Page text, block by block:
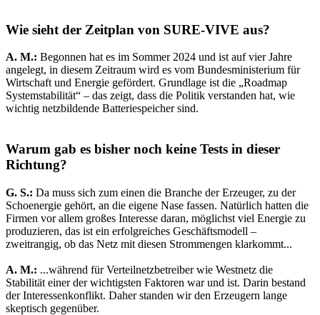
Wie sieht der Zeitplan von SURE-VIVE aus?
A. M.: Begonnen hat es im Sommer 2024 und ist auf vier Jahre
angelegt, in diesem Zeitraum wird es vom Bundesministerium für
Wirtschaft und Energie gefördert. Grundlage ist die „Roadmap
Systemstabilität“ – das zeigt, dass die Politik verstanden hat, wie
wichtig netzbildende Batteriespeicher sind.
Warum gab es bisher noch keine Tests in dieser
Richtung?
G. S.: Da muss sich zum einen die Branche der Erzeuger, zu der
Schoenergie gehört, an die eigene Nase fassen. Natürlich hatten die
Firmen vor allem großes Interesse daran, möglichst viel Energie zu
produzieren, das ist ein erfolgreiches Geschäftsmodell –
zweitrangig, ob das Netz mit diesen Strommengen klarkommt...
A. M.: ...während für Verteilnetzbetreiber wie Westnetz die
Stabilität einer der wichtigsten Faktoren war und ist. Darin bestand
der Interessenkonflikt. Daher standen wir den Erzeugern lange
skeptisch gegenüber.